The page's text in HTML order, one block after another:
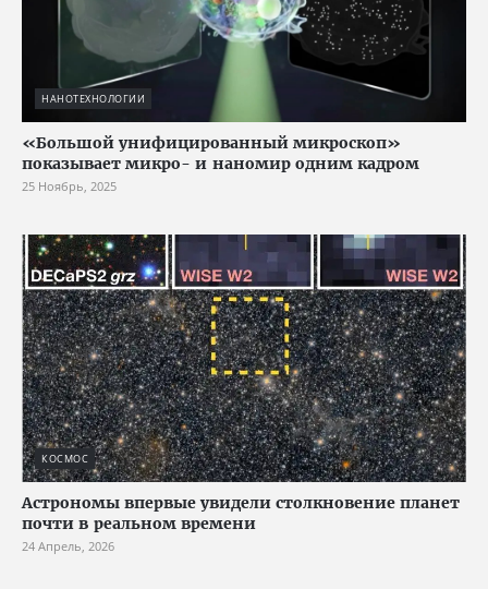
НАНОТЕХНОЛОГИИ
«Большой унифицированный микроскоп»
показывает микро- и наномир одним кадром
25 Ноябрь, 2025
КОСМОС
Астрономы впервые увидели столкновение планет
почти в реальном времени
24 Апрель, 2026